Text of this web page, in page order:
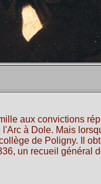
aux convictions
à Dole. Mais
de Poligny. Il
un recueil général